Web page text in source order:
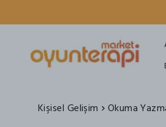
Kişisel Gelişim Okuma